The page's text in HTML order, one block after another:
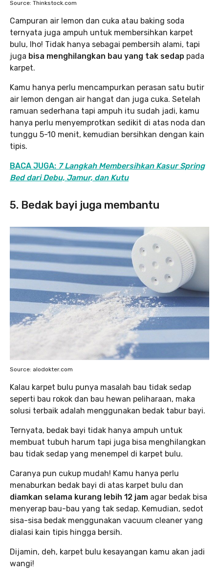
Source: Thinkstock.com
Campuran air lemon dan cuka atau baking soda
ternyata juga ampuh untuk membersihkan karpet
bulu, lho! Tidak hanya sebagai pembersih alami, tapi
juga bisa menghilangkan bau yang tak sedap pada
karpet.
Kamu hanya perlu mencampurkan perasan satu butir
air lemon dengan air hangat dan juga cuka. Setelah
ramuan sederhana tapi ampuh itu sudah jadi, kamu
hanya perlu menyemprotkan sedikit di atas noda dan
tunggu 5-10 menit, kemudian bersihkan dengan kain
tipis.
BACA JUGA: 7 Langkah Membersihkan Kasur Spring
Bed dari Debu, Jamur, dan Kutu
5. Bedak bayi juga membantu
Source: alodokter.com
Kalau karpet bulu punya masalah bau tidak sedap
seperti bau rokok dan bau hewan peliharaan, maka
solusi terbaik adalah menggunakan bedak tabur bayi.
Ternyata, bedak bayi tidak hanya ampuh untuk
membuat tubuh harum tapi juga bisa menghilangkan
bau tidak sedap yang menempel di karpet bulu.
Caranya pun cukup mudah! Kamu hanya perlu
menaburkan bedak bayi di atas karpet bulu dan
diamkan selama kurang lebih 12 jam agar bedak bisa
menyerap bau-bau yang tak sedap. Kemudian, sedot
sisa-sisa bedak menggunakan vacuum cleaner yang
dialasi kain tipis hingga bersih.
Dijamin, deh, karpet bulu kesayangan kamu akan jadi
wangi!